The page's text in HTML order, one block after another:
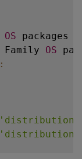
OS packages
Family OS
:
'distribution'